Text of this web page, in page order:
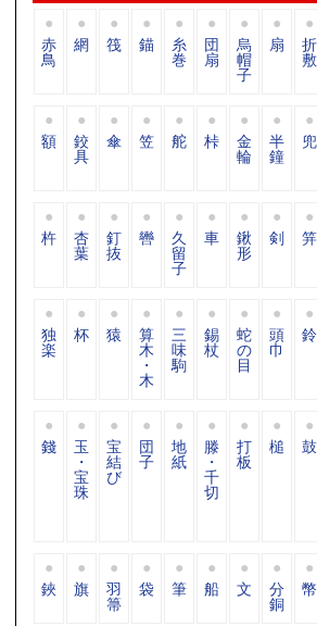
赤
鳥
網 筏 錨 糸
巻
団
扇
烏
帽
子
扇 折
敷
額 鉸
具
傘 笠 舵 桛 金
輪
半
鐘
兜
杵 杏
葉
釘
抜
轡 久
留
子
車 鍬
形
剣 笄
独
楽
杯 猿 算
木
・
木
三
味
駒
錫
杖
蛇
の
目
頭
巾
鈴
錢 玉
・
宝
珠
宝
結
び
団
子
地
紙
滕
・
千
切
打
板
槌 鼓
鋏 旗 羽
箒
袋 筆 船 文 分
銅
幣